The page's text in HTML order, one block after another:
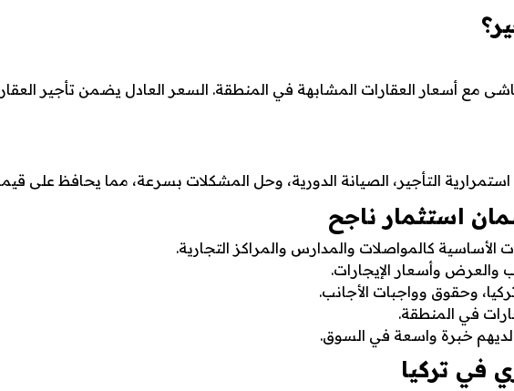
مع أسعار العقارات المشابهة في المنطقة. السعر العادل يضمن تأجير
التأجير، الصيانة الدورية، وحل المشكلات بسرعة، مما يحافظ على قيمة
استثمار ناجح
كالمواصلات والمدارس والمراكز التجارية.
وأسعار الإيجارات.
وحقوق وواجبات الأجانب.
في المنطقة.
لديهم خبرة واسعة في السوق.
في تركيا